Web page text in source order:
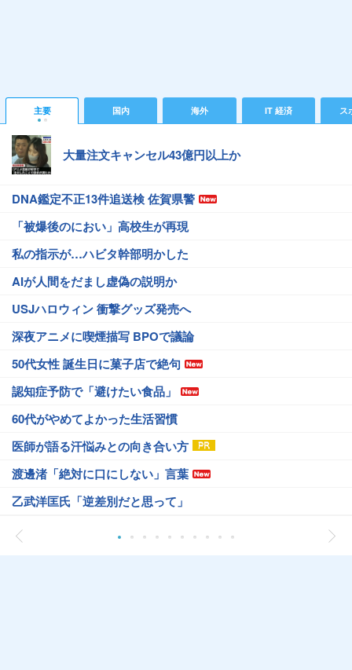
主要 国内 海外 IT 経済 ス
大量注文キャンセル43億円以上か
DNA鑑定不正13件追送検 佐賀県警
「被爆後のにおい」高校生が再現
私の指示が…ハビタ幹部明かした
AIが人間をだまし虚偽の説明か
USJハロウィン 衝撃グッズ発売へ
深夜アニメに喫煙描写 BPOで議論
50代女性 誕生日に菓子店で絶句
認知症予防で「避けたい食品」
60代がやめてよかった生活習慣
医師が語る汗悩みとの向き合い方
渡邊渚「絶対に口にしない」言葉
乙武洋匡氏「逆差別だと思って」